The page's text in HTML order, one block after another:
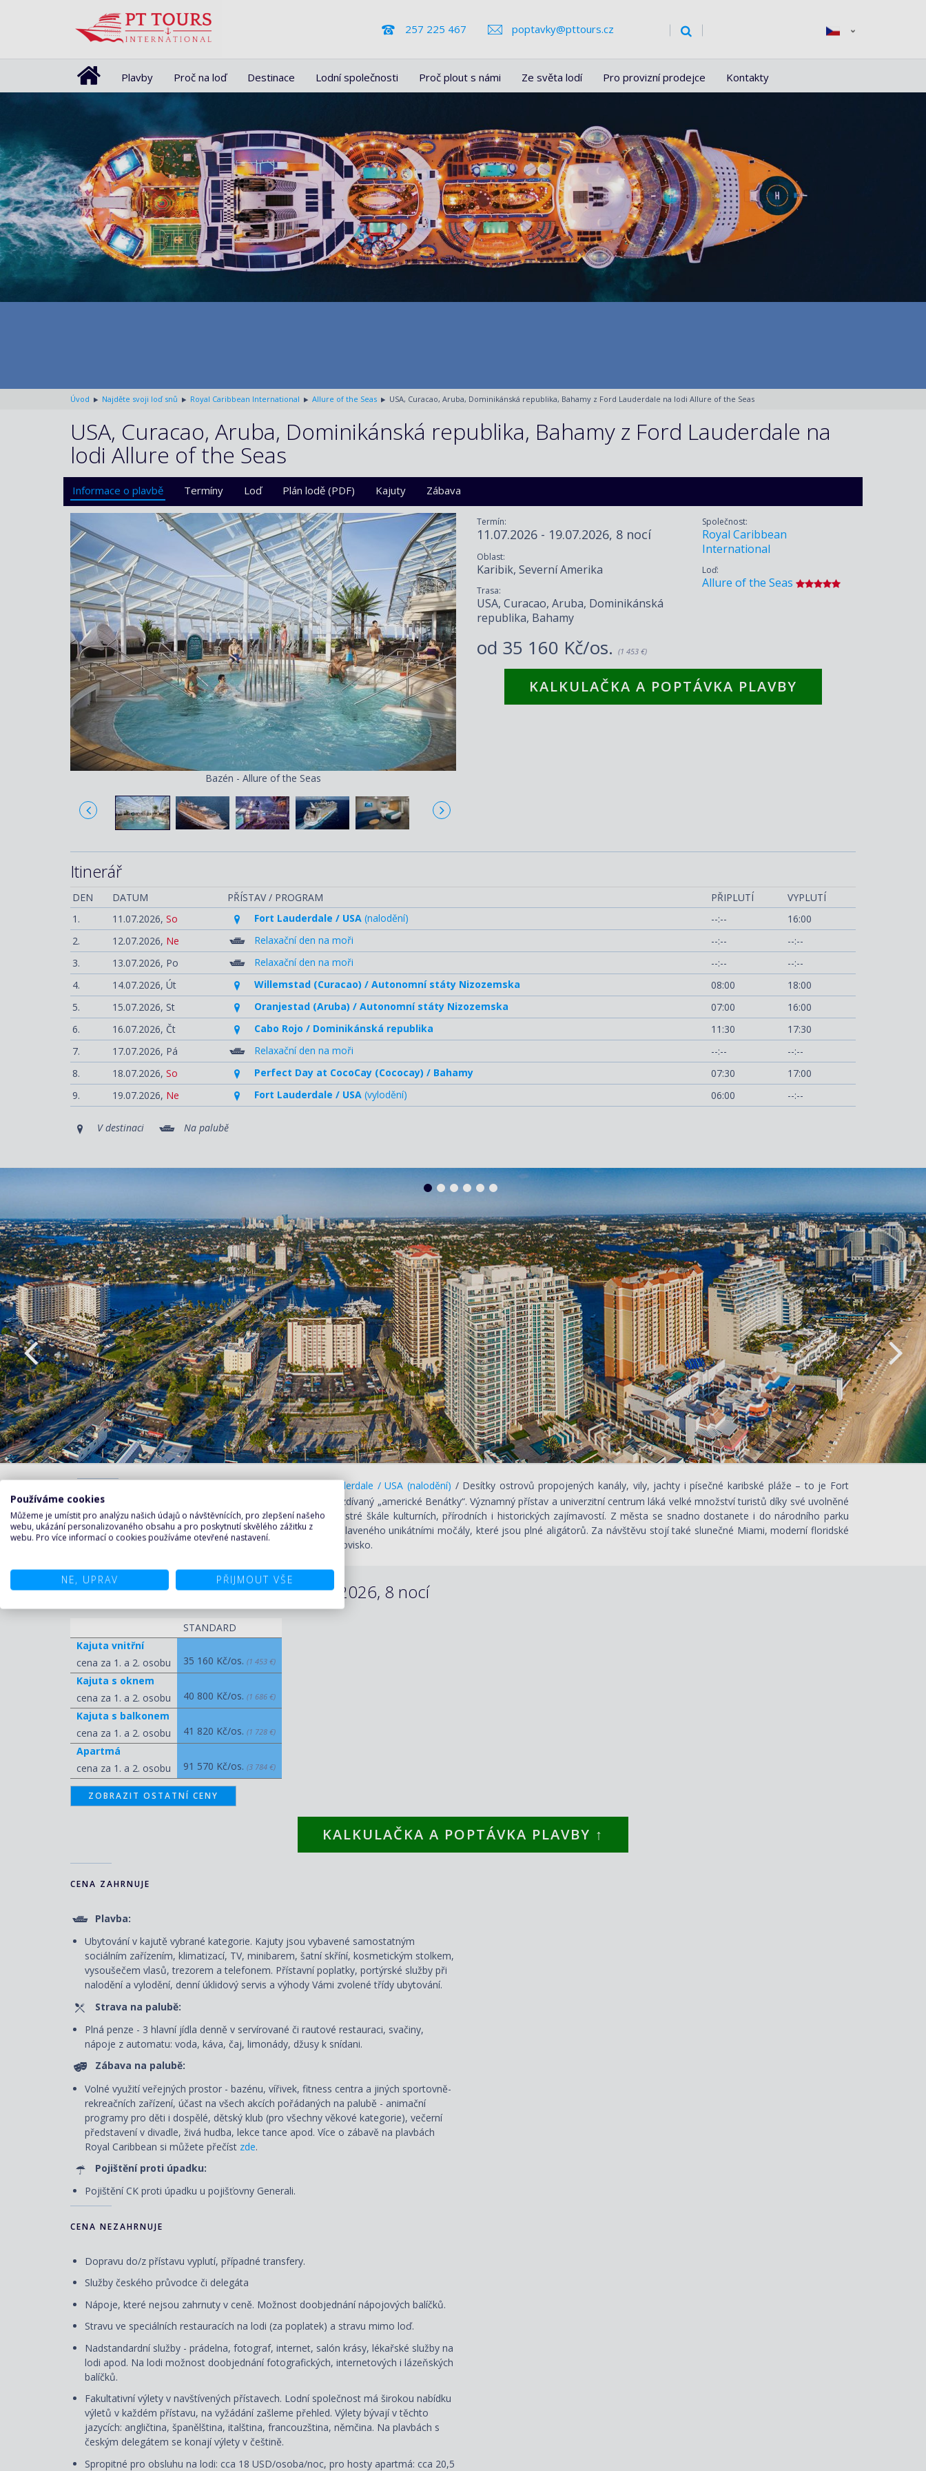
257 225 467 poptavky@pttours.cz
Plavby Proč na loď Destinace Lodní společnosti Proč plout s námi Ze světa lodí Pro provizní prodejce Kontakty
Úvod Najděte svoji loď snů Royal Caribbean International Allure of the Seas USA, Curacao, Aruba, Dominikánská republika, Bahamy z Ford Lauderdale na lodi Allure of the Seas
USA, Curacao, Aruba, Dominikánská republika, Bahamy z Ford Lauderdale na
lodi Allure of the Seas
Informace o plavbě Termíny Loď Plán lodě (PDF) Kajuty Zábava
Bazén - Allure of the Seas
Termín:
11.07.2026 - 19.07.2026, 8 nocí
Oblast:
Karibik, Severní Amerika
Trasa:
USA, Curacao, Aruba, Dominikánská
republika, Bahamy
Společnost:
Royal Caribbean
International
Loď:
Allure of the Seas
od 35 160 Kč/os. (1 453 €)
KALKULAČKA A POPTÁVKA PLAVBY
Itinerář
DEN DATUM PŘÍSTAV / PROGRAM PŘIPLUTÍ
VYPLUTÍ
1.
11.07.2026, So Fort Lauderdale / USA (nalodění) --:--
16:00
2.
12.07.2026, Ne Relaxační den na moři --:--
--:--
3.
13.07.2026, Po Relaxační den na moři --:--
--:--
4.
14.07.2026, Út Willemstad (Curacao) / Autonomní státy Nizozemska 08:00
18:00
5.
15.07.2026, St Oranjestad (Aruba) / Autonomní státy Nizozemska 07:00
16:00
6.
16.07.2026, Čt Cabo Rojo / Dominikánská republika 11:30
17:30
7.
17.07.2026, Pá Relaxační den na moři --:--
--:--
8.
18.07.2026, So Perfect Day at CocoCay (Cococay) / Bahamy 07:30
17:00
9.
19.07.2026, Ne Fort Lauderdale / USA (vylodění) 06:00 --:--
V destinaci Na palubě
PROGRAM DEN PO DNI
1. den
Fort Lauderdale / USA (nalodění) / Desítky ostrovů propojených kanály, vily, jachty i písečné karibské pláže – to je Fort
Lauderdale přezdívaný „americké Benátky“. Významný přístav a univerzitní centrum láká velké množství turistů díky své uvolněné
atmosféře a pestré škále kulturních, přírodních i historických zajímavostí. Z města se snadno dostanete i do národního parku
Everglades proslaveného unikátními močály, které jsou plné aligátorů. Za návštěvu stojí také slunečné Miami, moderní floridské
multikulturní letovisko.
Ceny pro termín 11.07.2026 - 19.07.2026, 8 nocí
STANDARD
Kajuta vnitřní
cena za 1. a 2. osobu
35 160 Kč/os. (1 453 €)
Kajuta s oknem
cena za 1. a 2. osobu
40 800 Kč/os. (1 686 €)
Kajuta s balkonem
cena za 1. a 2. osobu
41 820 Kč/os. (1 728 €)
Apartmá
cena za 1. a 2. osobu
91 570 Kč/os. (3 784 €)
ZOBRAZIT OSTATNÍ CENY
KALKULAČKA A POPTÁVKA PLAVBY ↑
CENA ZAHRNUJE
Plavba:
Ubytování v kajutě vybrané kategorie. Kajuty jsou vybavené samostatným
sociálním zařízením, klimatizací, TV, minibarem, šatní skříní, kosmetickým stolkem,
vysoušečem vlasů, trezorem a telefonem. Přístavní poplatky, portýrské služby při
nalodění a vylodění, denní úklidový servis a výhody Vámi zvolené třídy ubytování.
Strava na palubě:
Plná penze - 3 hlavní jídla denně v servírované či rautové restauraci, svačiny,
nápoje z automatu: voda, káva, čaj, limonády, džusy k snídani.
Zábava na palubě:
Volné využití veřejných prostor - bazénu, vířivek, fitness centra a jiných sportovně-
rekreačních zařízení, účast na všech akcích pořádaných na palubě - animační
programy pro děti i dospělé, dětský klub (pro všechny věkové kategorie), večerní
představení v divadle, živá hudba, lekce tance apod. Více o zábavě na plavbách
Royal Caribbean si můžete přečíst zde.
Pojištění proti úpadku:
Pojištění CK proti úpadku u pojišťovny Generali.
CENA NEZAHRNUJE
Dopravu do/z přístavu vyplutí, případné transfery.
Služby českého průvodce či delegáta
Nápoje, které nejsou zahrnuty v ceně. Možnost doobjednání nápojových balíčků.
Stravu ve speciálních restauracích na lodi (za poplatek) a stravu mimo loď.
Nadstandardní služby - prádelna, fotograf, internet, salón krásy, lékařské služby na
lodi apod. Na lodi možnost doobjednání fotografických, internetových i lázeňských
balíčků.
Fakultativní výlety v navštívených přístavech. Lodní společnost má širokou nabídku
výletů v každém přístavu, na vyžádání zašleme přehled. Výlety bývají v těchto
jazycích: angličtina, španělština, italština, francouzština, němčina. Na plavbách s
českým delegátem se konají výlety v češtině.
Spropitné pro obsluhu na lodi: cca 18 USD/osoba/noc, pro hosty apartmá: cca 20,5
Používáme cookies
Můžeme je umístit pro analýzu našich údajů o návštěvnících, pro zlepšení našeho
webu, ukázání personalizovaného obsahu a pro poskytnutí skvělého zážitku z
webu. Pro více informací o cookies používáme otevřené nastavení.
NE, UPRAV PŘIJMOUT VŠE